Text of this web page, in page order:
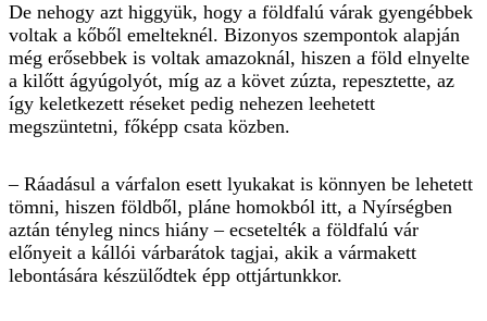
De nehogy azt higgyük, hogy a földfalú várak gyengébbek
voltak a kőből emelteknél. Bizonyos szempontok alapján
még erősebbek is voltak amazoknál, hiszen a föld elnyelte
a kilőtt ágyúgolyót, míg az a követ zúzta, repesztette, az
így keletkezett réseket pedig nehezen leehetett
megszüntetni, főképp csata közben.
– Ráadásul a várfalon esett lyukakat is könnyen be lehetett
tömni, hiszen földből, pláne homokból itt, a Nyírségben
aztán tényleg nincs hiány – ecsetelték a földfalú vár
előnyeit a kállói várbarátok tagjai, akik a vármakett
lebontására készülődtek épp ottjártunkkor.